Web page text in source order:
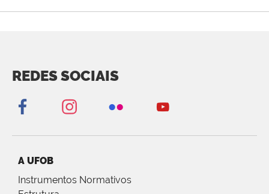
REDES SOCIAIS
A UFOB
Instrumentos Normativos